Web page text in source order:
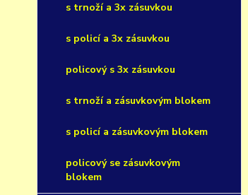
s trnoží a 3x zásuvkou
s policí a 3x zásuvkou
policový s 3x zásuvkou
s trnoží a zásuvkovým blokem
s policí a zásuvkovým blokem
policový se zásuvkovým
blokem